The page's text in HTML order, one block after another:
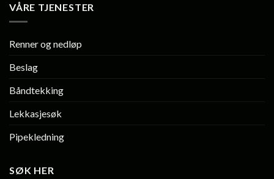
VÅRE TJENESTER
Renner og nedløp
Beslag
Båndtekking
Lekkasjesøk
Pipekledning
SØK HER